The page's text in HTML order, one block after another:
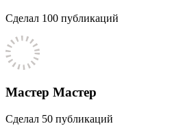
Сделал 100 публикаций
Мастер Мастер
Сделал 50 публикаций